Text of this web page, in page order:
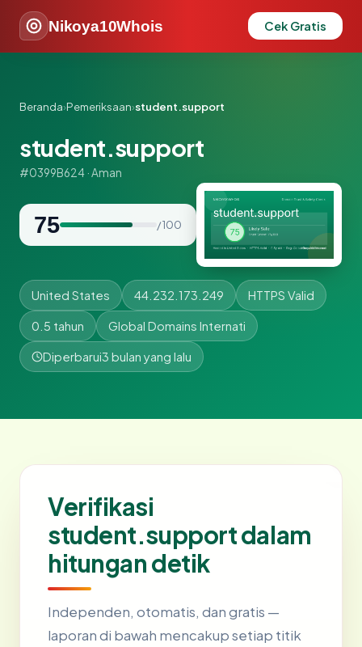
Nikoya10Whois Cek Gratis
Beranda›Pemeriksaan›student.support
student.support
#0399B624 · Aman
75 / 100
United States 44.232.173.249 HTTPS Valid
0.5 tahun Global Domains Internati
Diperbarui3 bulan yang lalu
Verifikasi
student.support dalam
hitungan detik
Independen, otomatis, dan gratis —
laporan di bawah mencakup setiap titik